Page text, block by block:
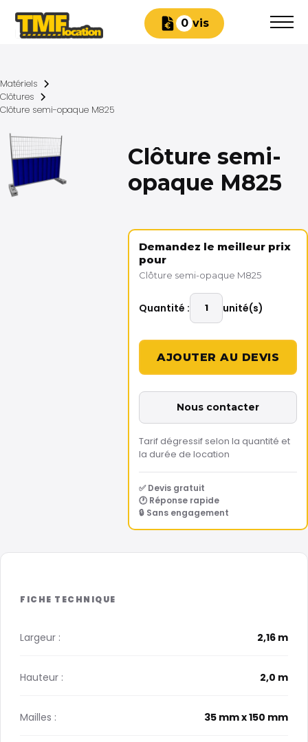
Devis
0
Matériels
Clôtures
Clôture semi-opaque M825
Clôture semi-
opaque M825
Demandez le meilleur prix
pour
Clôture semi-opaque M825
Quantité : unité(s)
Nous contacter
Tarif dégressif selon la quantité et
la durée de location
✅ Devis gratuit
🕐 Réponse rapide
🔒 Sans engagement
Largeur : 2,16 m
Hauteur : 2,0 m
Mailles : 35 mm x 150 mm